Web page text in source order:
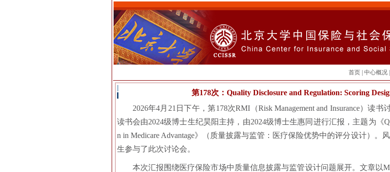
首页| 中心概况|
第178次：Quality Disclosure and Regulation: Scoring
2026年4月21日下午，第178次RMI（Risk Management and Insurance）读
读书会由2024级博士生纪昊阳主持，由2024级博士生惠同进行汇报，主题为《
n in Medicare Advantage》（质量披露与监管：医疗保险优势中的评分设计）
生参与了此次讨论会。
本次汇报围绕医疗保险市场中质量信息披露与监管设计问题展开。文章以